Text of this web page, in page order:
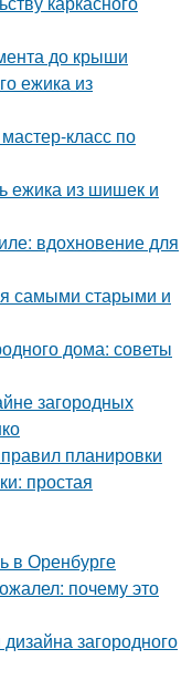
до крыши
ежика из
класс по
ежика из шишек и
вдохновение для
самыми старыми и
дома: советы
загородных
планировки
простая
в Оренбурге
почему это
загородного